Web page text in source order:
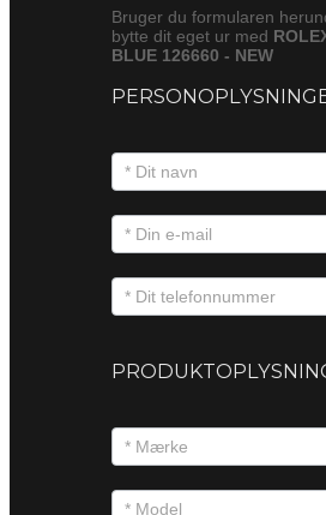
Bruger du formularen
bytte dit eget ur med
BLUE 126660 - NEW